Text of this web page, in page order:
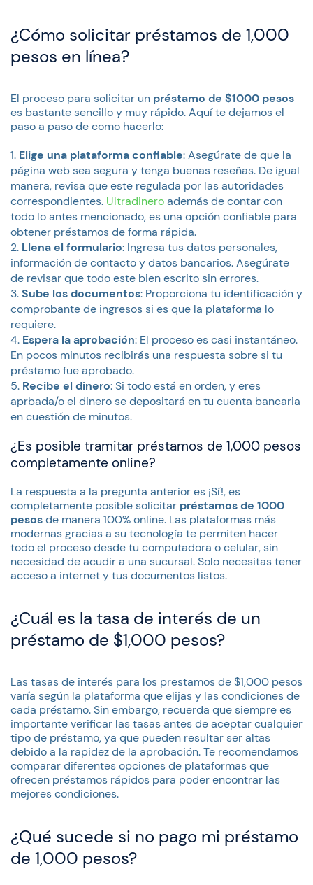
¿Cómo solicitar préstamos de 1,000
pesos en línea?
El proceso para solicitar un préstamo de $1000 pesos
es bastante sencillo y muy rápido. Aquí te dejamos el
paso a paso de como hacerlo:
Elige una plataforma confiable: Asegúrate de que la
página web sea segura y tenga buenas reseñas. De igual
manera, revisa que este regulada por las autoridades
correspondientes. Ultradineroademás de contar con
todo lo antes mencionado, es una opción confiable para
obtener préstamos de forma rápida.
Llena el formulario: Ingresa tus datos personales,
información de contacto y datos bancarios. Asegúrate
de revisar que todo este bien escrito sin errores.
Sube los documentos: Proporciona tu identificación y
comprobante de ingresos si es que la plataforma lo
requiere.
Espera la aprobación: El proceso es casi instantáneo.
En pocos minutos recibirás una respuesta sobre si tu
préstamo fue aprobado.
Recibe el dinero: Si todo está en orden, y eres
aprbada/o el dinero se depositará en tu cuenta bancaria
en cuestión de minutos.
¿Es posible tramitar préstamos de 1,000 pesos
completamente online?
La respuesta a la pregunta anterior es ¡Sí!, es
completamente posible solicitar préstamos de 1000
pesosde manera 100% online. Las plataformas más
modernas gracias a su tecnología te permiten hacer
todo el proceso desde tu computadora o celular, sin
necesidad de acudir a una sucursal. Solo necesitas tener
acceso a internet y tus documentos listos.
¿Cuál es la tasa de interés de un
préstamo de $1,000 pesos?
Las tasas de interés para los prestamos de $1,000 pesos
varía según la plataforma que elijas y las condiciones de
cada préstamo. Sin embargo, recuerda que siempre es
importante verificar las tasas antes de aceptar cualquier
tipo de préstamo, ya que pueden resultar ser altas
debido a la rapidez de la aprobación. Te recomendamos
comparar diferentes opciones de plataformas que
ofrecen préstamos rápidos para poder encontrar las
mejores condiciones.
¿Qué sucede si no pago mi préstamo
de 1,000 pesos?